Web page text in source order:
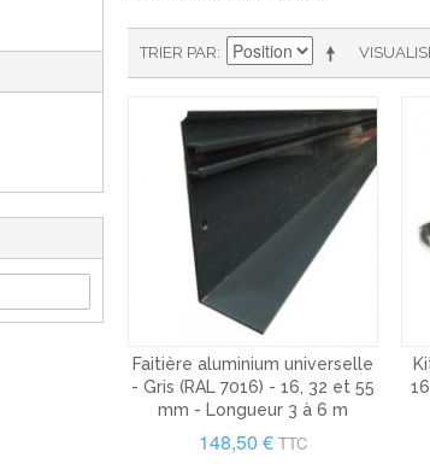
TRIER PAR
Faitière aluminium universelle
- Gris (RAL 7016) - 16, 32 et 55
mm - Longueur 3 à 6 m
148,50 € TTC